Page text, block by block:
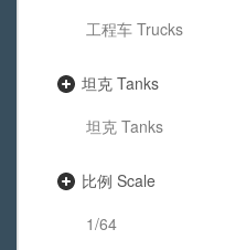
工程车 Trucks
坦克 Tanks
坦克 Tanks
比例 Scale
1/64